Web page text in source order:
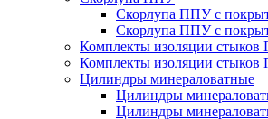
Скорлупа ППУ с
Скорлупа ППУ с
Комплекты изоляции
Комплекты изоляции
Цилиндры минераловатные
Цилиндры
Цилиндры